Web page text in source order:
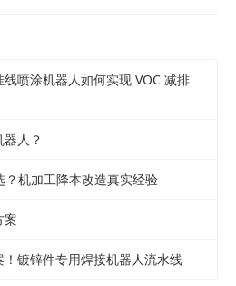
喷涂机器人如何实现 VOC 减排
人？
？机加工降本改造真实经验
案
镀锌件专用焊接机器人流水线